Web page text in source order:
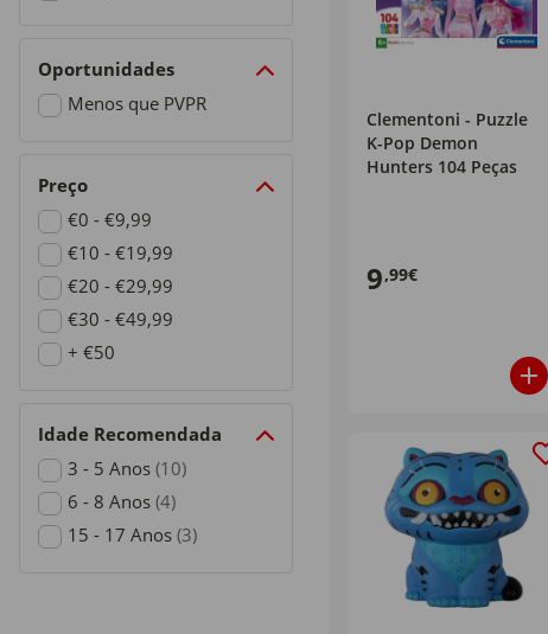
Oportunidades
Menos que PVPR
Refine by Oportunidades: Menos que PVPR
Preço
€0 - €9,99
Refine by Preço: €0 - €9,99
€10 - €19,99
Refine by Preço: €10 - €19,99
€20 - €29,99
Refine by Preço: €20 - €29,99
€30 - €49,99
Refine by Preço: €30 - €49,99
+ €50
Idade Recomendada
3 - 5 Anos (10)
Refine by Idade Recomendada: 3 - 5 Anos
6 - 8 Anos (4)
Refine by Idade Recomendada: 6 - 8 Anos
15 - 17 Anos (3)
Clementoni - Puzzle
K-Pop Demon
Hunters 104 Peças
9,99€